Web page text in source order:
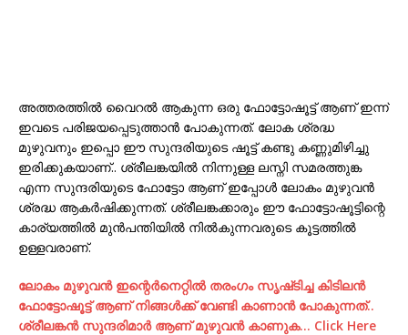
അത്തരത്തില്‍ വൈറല്‍ ആകുന്ന ഒരു ഫോട്ടോഷൂട്ട്‌ ആണ് ഇന്ന്
ഇവടെ പരിജയപ്പെടുത്താന്‍ പോകുന്നത്. ലോക ശ്രദ്ധ
മുഴുവനും ഇപ്പൊ ഈ സുന്ദരിയുടെ ഷൂട്ട്‌ കണ്ടു കണ്ണുമിഴിച്ചു
ഇരിക്കുകയാണ്.. ശ്രീലങ്കയില്‍ നിന്നുള്ള ലസ്നി സമരത്തുങ്ക
എന്ന സുന്ദരിയുടെ ഫോട്ടോ ആണ് ഇപ്പോള്‍ ലോകം മുഴുവന്‍
ശ്രദ്ധ ആകര്‍ഷിക്കുന്നത്. ശ്രീലങ്കക്കാരും ഈ ഫോട്ടോഷൂട്ടിന്റെ
കാര്യത്തില്‍ മുന്‍പന്തിയില്‍ നില്‍കുന്നവരുടെ കൂട്ടത്തില്‍
ഉള്ളവരാണ്.
ലോകം മുഴുവന്‍ ഇന്റെര്‍നെറ്റില്‍ തരംഗം സൃഷ്‌ടിച്ച കിടിലന്‍
ഫോട്ടോഷൂട്ട്‌ ആണ് നിങ്ങള്‍ക്ക് വേണ്ടി കാണാന്‍ പോകുന്നത്..
ശ്രീലങ്കന്‍ സുന്ദരിമാര്‍ ആണ് മുഴുവന്‍ കാണുക… Click Here